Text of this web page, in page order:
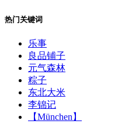
热门关键词
乐事
良品铺子
元气森林
粽子
东北大米
李锦记
【München】